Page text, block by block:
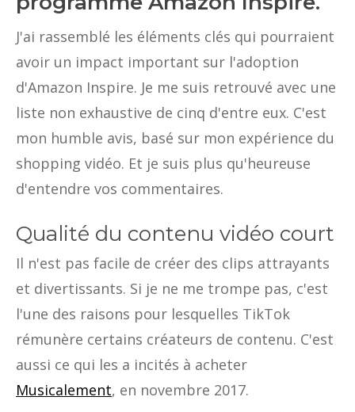
J'ai rassemblé les éléments clés qui pourraient
avoir un impact important sur l'adoption
d'Amazon Inspire. Je me suis retrouvé avec une
liste non exhaustive de cinq d'entre eux. C'est
mon humble avis, basé sur mon expérience du
shopping vidéo. Et je suis plus qu'heureuse
d'entendre vos commentaires.
Qualité du contenu vidéo court
Il n'est pas facile de créer des clips attrayants
et divertissants. Si je ne me trompe pas, c'est
l'une des raisons pour lesquelles TikTok
rémunère certains créateurs de contenu. C'est
aussi ce qui les a incités à acheter
Musicalement, en novembre 2017.